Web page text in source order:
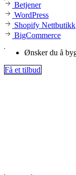
Betjener
WordPress
Shopify Nettbutikk
BigCommerce
Ønsker du å
Få et tilbud